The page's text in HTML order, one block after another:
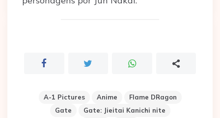
A-1 Pictures Anime
Flame DRagon
Gate
Gate: Jieitai Kanichi nite